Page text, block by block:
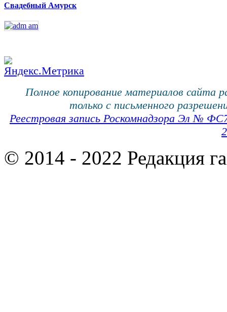
Свадебный Амурск
Полное копирование материалов сайта
только с письменного
Реестровая запись Роскомнадзора Эл №
© 2014 - 2022 Редакция